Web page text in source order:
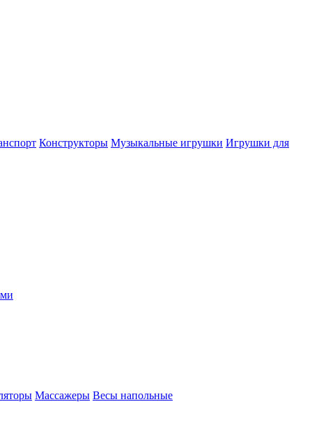
Конструкторы Музыкальные игрушки Игрушки для
Массажеры Весы напольные